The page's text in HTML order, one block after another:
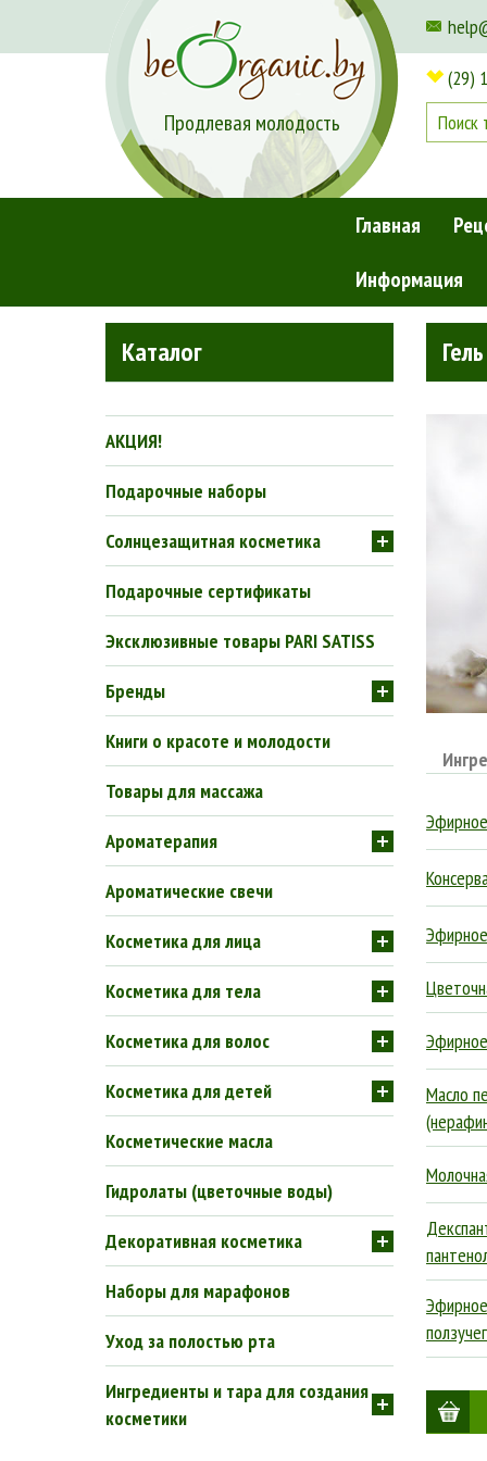
Продлевая молодость
(29)
Главная
Информация
Гель для душа «Нежность зимы»
Каталог
АКЦИЯ!
Подарочные наборы
Солнцезащитная косметика
Подарочные сертификаты
Эксклюзивные товары PARI SATISS
Бренды
Книги о красоте и молодости
Товары для массажа
Ароматерапия
Ароматические свечи
Косметика для лица
Косметика для тела
Косметика для волос
Косметика для детей
Косметические масла
Гидролаты (цветочные воды)
Декоративная косметика
Наборы для марафонов
Уход за полостью рта
Ингредиенты и тара для создания
косметики
Масло